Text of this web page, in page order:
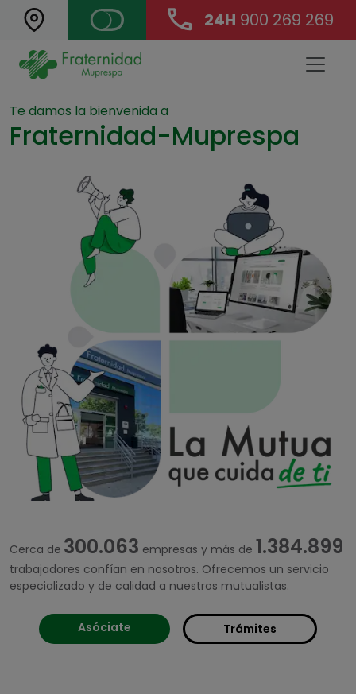
24H 900 269 269
Landing Main Navigation
Te damos la bienvenida a
Fraternidad-Muprespa
Cerca de 325.000 empresas y más de 1.500.000
trabajadores confían en nosotros. Ofrecemos un servicio
especializado y de calidad a nuestros mutualistas.
Asóciate Trámites